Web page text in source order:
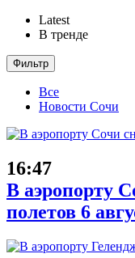
Latest
В тренде
Фильтр
Все
Новости Сочи
16:47
В аэропорту
полетов 6